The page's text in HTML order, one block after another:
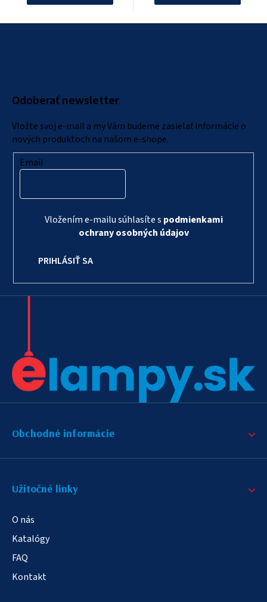
Odoberať newsletter
Vložte svoj e-mail a my Vám budeme zasielať informácie o
nových produktoch na našom e-shope.
Email
Vložením e-mailu súhlasíte s podmienkami
ochrany osobných údajov
PRIHLÁSIŤ SA
Obchodné informácie
Užitočné linky
O nás
Katalógy
FAQ
Kontakt